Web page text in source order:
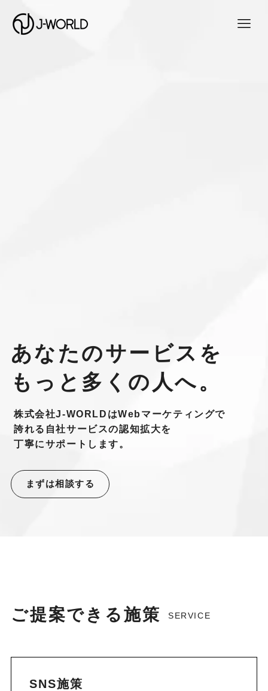
あなたのサービスを
もっと多くの人へ。
株式会社J-WORLDはWebマーケティングで
誇れる自社サービスの認知拡大を
丁寧にサポートします。
まずは相談する
ご提案できる施策 SERVICE
SNS施策